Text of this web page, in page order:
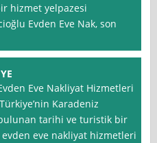
hizmet yelpazesi
Evden Eve Nak, son
Eve Nakliyat Hizmetleri
Karadeniz
tarihi ve turistik bir
eve nakliyat hizmetleri